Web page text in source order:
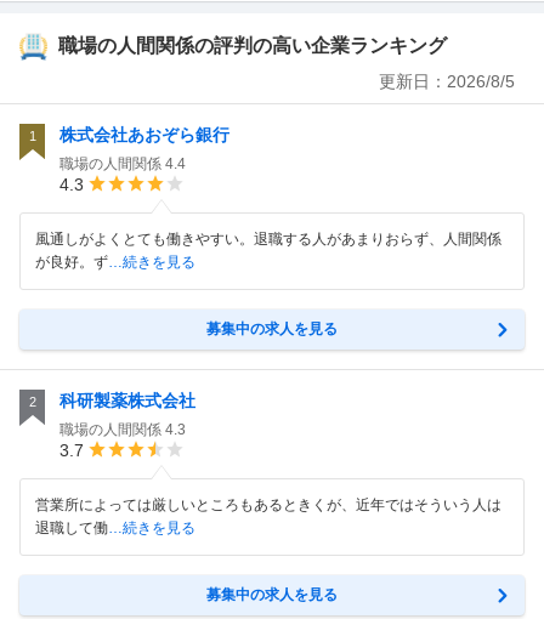
職場の人間関係の評判の高い企業ランキング
更新日： 2026/8/5
1 株式会社あおぞら銀行
職場の人間関係 4.4
4.3
風通しがよくとても働きやすい。退職する人があまりおらず、人間関係
が良好。ず…続きを見る
募集中の求人を見る
2 科研製薬株式会社
職場の人間関係 4.3
3.7
営業所によっては厳しいところもあるときくが、近年ではそういう人は
退職して働…続きを見る
募集中の求人を見る